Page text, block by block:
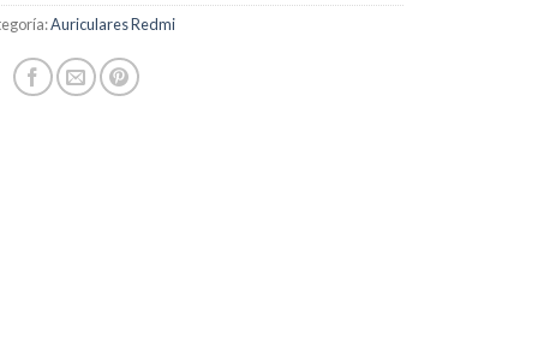
Auriculares Redmi